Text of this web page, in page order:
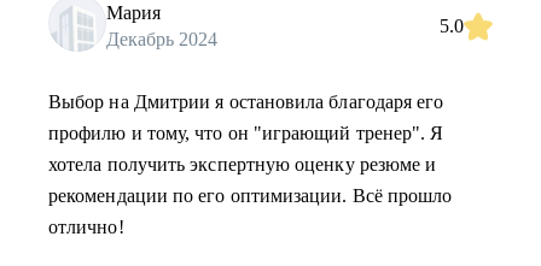
Мария
Декабрь 2024
5.0
Выбор на Дмитрии я остановила благодаря его
профилю и тому, что он "играющий тренер". Я
хотела получить экспертную оценку резюме и
рекомендации по его оптимизации. Всё прошло
отлично!